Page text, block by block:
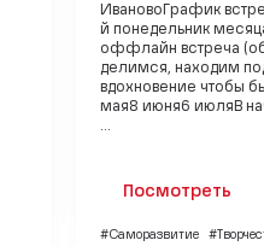
ИвановоГрафик
й понедельник
оффлайн встреча
делимся, находим
вдохновение чтобы
мая8 июня6 июляВ
...
Посмотреть
#Саморазвитие